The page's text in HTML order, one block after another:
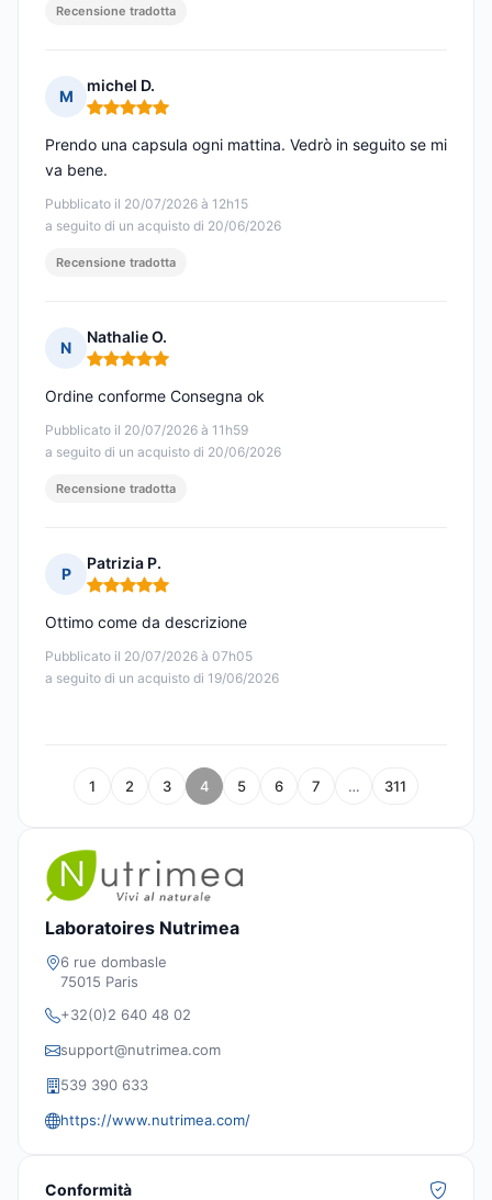
Recensione tradotta
M
michel D.
Nota: 5 su 5
Pubblicato il 20/07/2026 à 12h15
a seguito di un acquisto di 20/06/2026
Prendo una capsula ogni mattina. Vedrò in seguito se mi
va bene.
Recensione tradotta
N
Nathalie O.
Nota: 5 su 5
Pubblicato il 20/07/2026 à 11h59
a seguito di un acquisto di 20/06/2026
Ordine conforme Consegna ok
Recensione tradotta
P
Patrizia P.
Nota: 5 su 5
Pubblicato il 20/07/2026 à 07h05
a seguito di un acquisto di 19/06/2026
Ottimo come da descrizione
1 2 3 4 5 6 7 … 311
Laboratoires Nutrimea
6 rue dombasle
75015 Paris
+32(0)2 640 48 02
support@nutrimea.com
539 390 633
https://www.nutrimea.com/
Conformità